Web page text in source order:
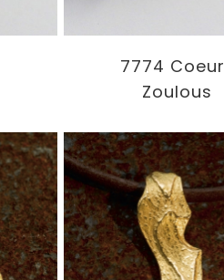
7774
Zoulous